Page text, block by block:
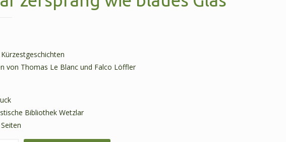
von Thomas Le Blanc und Falco Löffler
Bibliothek Wetzlar